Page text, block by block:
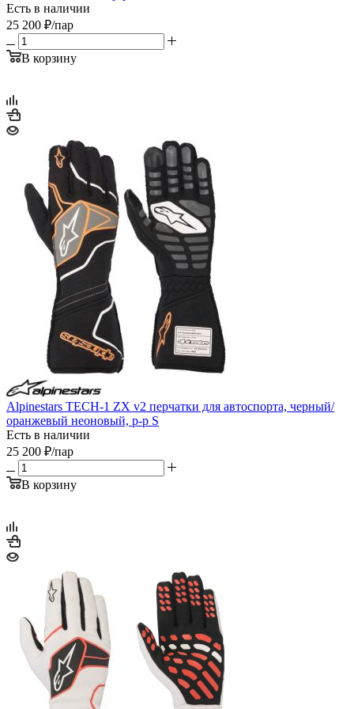
Есть в наличии
25 200 ₽/пар
В корзину
Alpinestars TECH-1 ZX v2 перчатки для автоспорта, черный/
оранжевый неоновый, р-р S
Есть в наличии
25 200 ₽/пар
В корзину